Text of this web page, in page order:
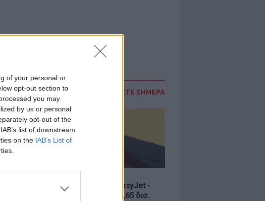
of your personal or
opt-out section to
you may
by us or personal
opt-out of the
list of downstream
on the IAB’s List of
ΔΙΑΒΑΣΤΕ ΣΗΜΕΡΑ
Συμφωνία εξαγοράς για την EasyJet -
Στην αμερικανική Appolo για 6,65 δισ.